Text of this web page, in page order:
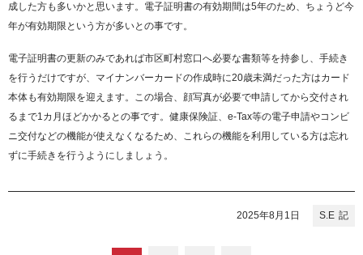
成した方も多いかと思います。電子証明書の有効期間は5年のため、ちょうど今
年が有効期限という方が多いとの事です。
電子証明書の更新のみであれば市区町村窓口へ必要な書類等を持参し、手続き
を行うだけですが、マイナンバーカードの作成時に20歳未満だった方はカード
本体も有効期限を迎えます。この場合、顔写真が必要で申請してから交付され
るまで1カ月ほどかかるとの事です。健康保険証、e-Tax等の電子申請やコンビ
ニ交付などの機能が使えなくなるため、これらの機能を利用している方は忘れ
ずに手続きを行うようにしましょう。
S.E
2025年8月1日